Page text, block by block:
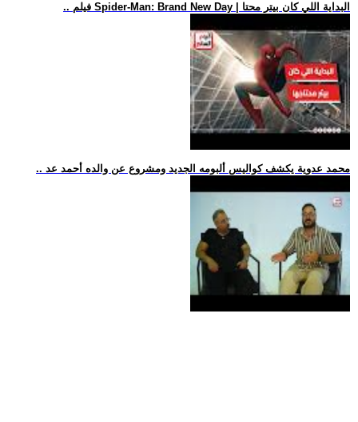
.. فيلم Spider-Man: Brand New Day | البداية اللي كان بيتر محتا
.. محمد عدوية يكشف كواليس ألبومه الجديد ومشروع عن والده أحمد عد